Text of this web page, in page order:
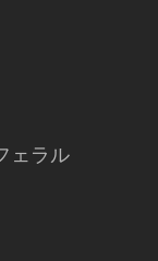
ェラル